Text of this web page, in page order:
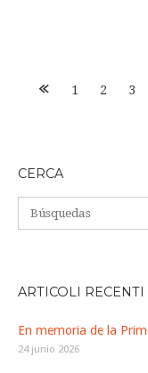
Navegación
1 2 3
CERCA
ARTICOLI RECENTI
En memoria de la
24 junio 2026